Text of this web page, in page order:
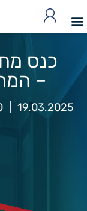
כנס
–
19.03.2025